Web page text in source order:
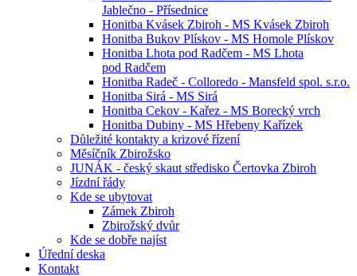
Jablečno - Přísednice
Honitba Kvásek Zbiroh - MS Kvásek Zbiroh
Honitba Bukov Plískov - MS Homole Plískov
Honitba Lhota pod Radčem - MS Lhota
pod Radčem
Honitba Radeč - Colloredo - Mansfeld spol. s.r.o.
Honitba Sirá - MS Sirá
Honitba Cekov - Kařez - MS Borecký vrch
Honitba Dubiny - MS Hřebeny Kařízek
Důležité kontakty a krizové řízení
Měsíčník Zbirožsko
JUNÁK - český skaut středisko Čertovka Zbiroh
Jízdní řády
Kde se ubytovat
Zámek Zbiroh
Zbirožský dvůr
Kde se dobře najíst
Úřední deska
Kontakt